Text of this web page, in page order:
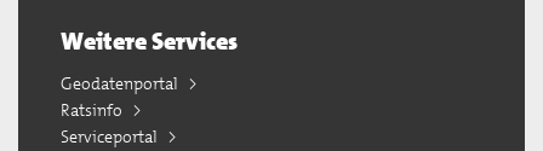
Weitere Services
Geodatenportal
Ratsinfo
Serviceportal